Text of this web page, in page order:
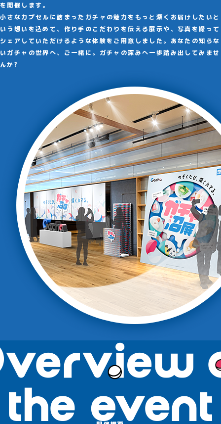
を開催します。
小さなカプセルに詰まったガチャの魅力をもっと深くお届けしたいと
いう想いを込めて、作り手のこだわりを伝える展示や、写真を撮って
シェアしていただけるような体験をご用意しました。あなたの知らな
いガチャの世界へ、ご一緒に。ガチャの深みへ一歩踏み出してみませ
んか?